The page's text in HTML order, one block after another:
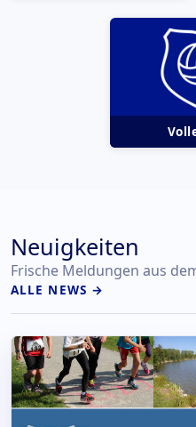
Neuigkeiten
Frische Meldungen aus
ALLE NEWS →